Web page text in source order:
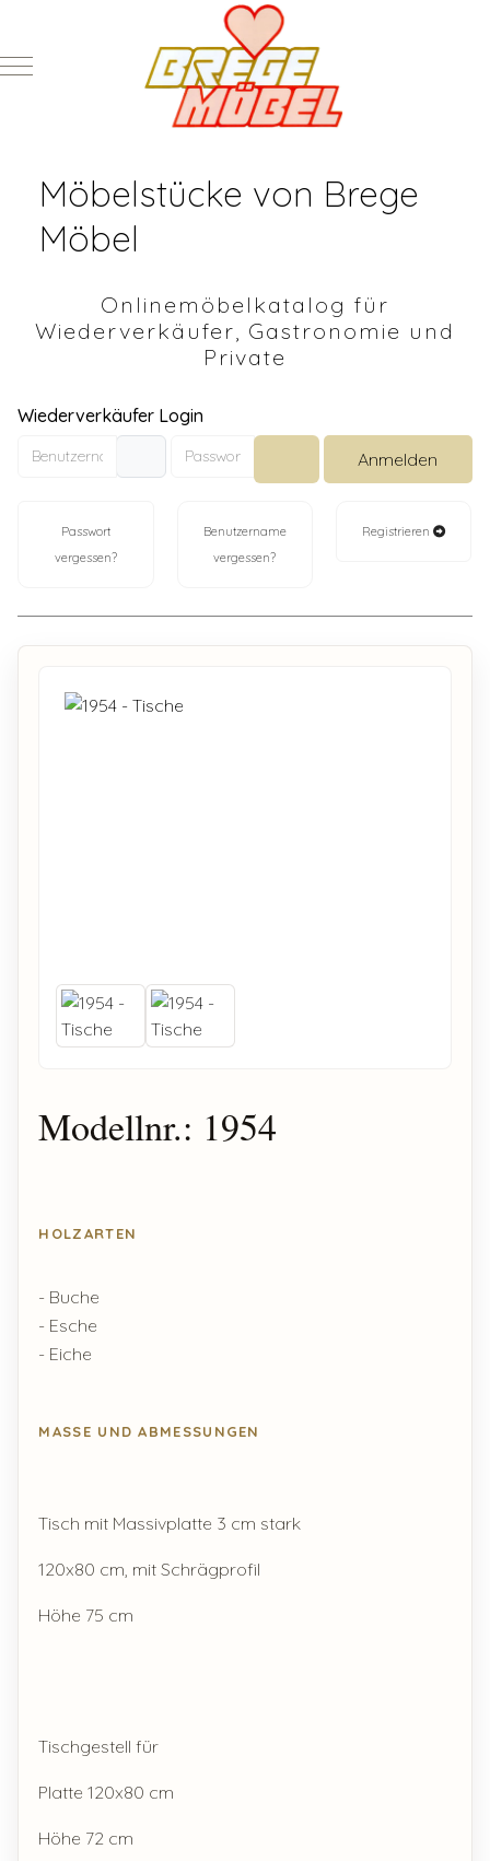
Mobile Menu Toggle
Möbelstücke von Brege
Möbel
Onlinemöbelkatalog für
Wiederverkäufer, Gastronomie und
Private
Wiederverkäufer Login
Benutzername
Passwort
Passwort anzeigen
Anmelden
Passwort
vergessen?
Benutzername
vergessen?
Registrieren
Modellnr.: 1954
HOLZARTEN
- Buche
- Esche
- Eiche
MASSE UND ABMESSUNGEN
Tisch mit Massivplatte 3 cm stark
120x80 cm, mit Schrägprofil
Höhe 75 cm
Tischgestell für
Platte 120x80 cm
Höhe 72 cm